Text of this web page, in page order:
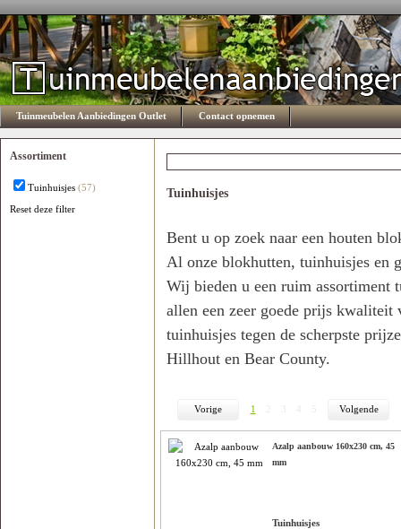
Tuinmeubelen Aanbiedingen Outlet Contact opnemen
Assortiment
Tuinhuisjes (57)
Reset deze filter
Tuinhuisjes
Bent u op zoek naar een houten
Al onze blokhutten, tuinhuisjes en
Wij bieden u een ruim assortiment
allen een zeer goede prijs
tuinhuisjes tegen de scherpste
Hillhout en Bear County.
Vorige 1 Volgende
Azalp aanbouw 160x230 cm, 45
mm
Tuinhuisjes